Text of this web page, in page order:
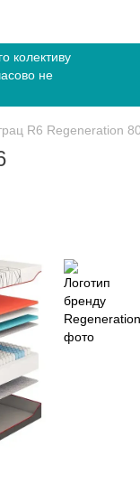
колективу
не
R6 Regeneration